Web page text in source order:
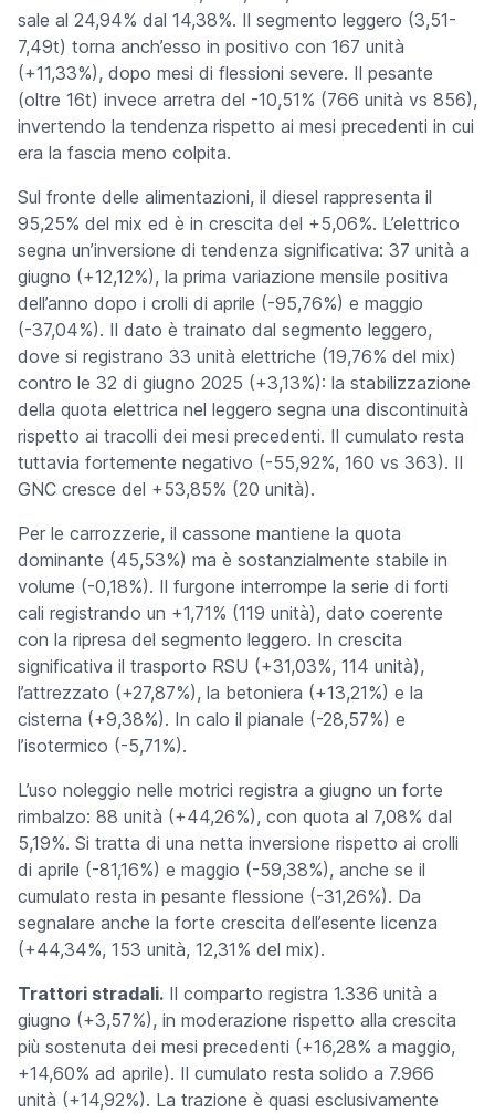
sale al 24,94% dal 14,38%. Il segmento leggero (3,51-
7,49t) torna anch’esso in positivo con 167 unità
(+11,33%), dopo mesi di flessioni severe. Il pesante
(oltre 16t) invece arretra del -10,51% (766 unità vs 856),
invertendo la tendenza rispetto ai mesi precedenti in cui
era la fascia meno colpita.
Sul fronte delle alimentazioni, il diesel rappresenta il
95,25% del mix ed è in crescita del +5,06%. L’elettrico
segna un’inversione di tendenza significativa: 37 unità a
giugno (+12,12%), la prima variazione mensile positiva
dell’anno dopo i crolli di aprile (-95,76%) e maggio
(-37,04%). Il dato è trainato dal segmento leggero,
dove si registrano 33 unità elettriche (19,76% del mix)
contro le 32 di giugno 2025 (+3,13%): la stabilizzazione
della quota elettrica nel leggero segna una discontinuità
rispetto ai tracolli dei mesi precedenti. Il cumulato resta
tuttavia fortemente negativo (-55,92%, 160 vs 363). Il
GNC cresce del +53,85% (20 unità).
Per le carrozzerie, il cassone mantiene la quota
dominante (45,53%) ma è sostanzialmente stabile in
volume (-0,18%). Il furgone interrompe la serie di forti
cali registrando un +1,71% (119 unità), dato coerente
con la ripresa del segmento leggero. In crescita
significativa il trasporto RSU (+31,03%, 114 unità),
l’attrezzato (+27,87%), la betoniera (+13,21%) e la
cisterna (+9,38%). In calo il pianale (-28,57%) e
l’isotermico (-5,71%).
L’uso noleggio nelle motrici registra a giugno un forte
rimbalzo: 88 unità (+44,26%), con quota al 7,08% dal
5,19%. Si tratta di una netta inversione rispetto ai crolli
di aprile (-81,16%) e maggio (-59,38%), anche se il
cumulato resta in pesante flessione (-31,26%). Da
segnalare anche la forte crescita dell’esente licenza
(+44,34%, 153 unità, 12,31% del mix).
Trattori stradali. Il comparto registra 1.336 unità a
giugno (+3,57%), in moderazione rispetto alla crescita
più sostenuta dei mesi precedenti (+16,28% a maggio,
+14,60% ad aprile). Il cumulato resta solido a 7.966
unità (+14,92%). La trazione è quasi esclusivamente